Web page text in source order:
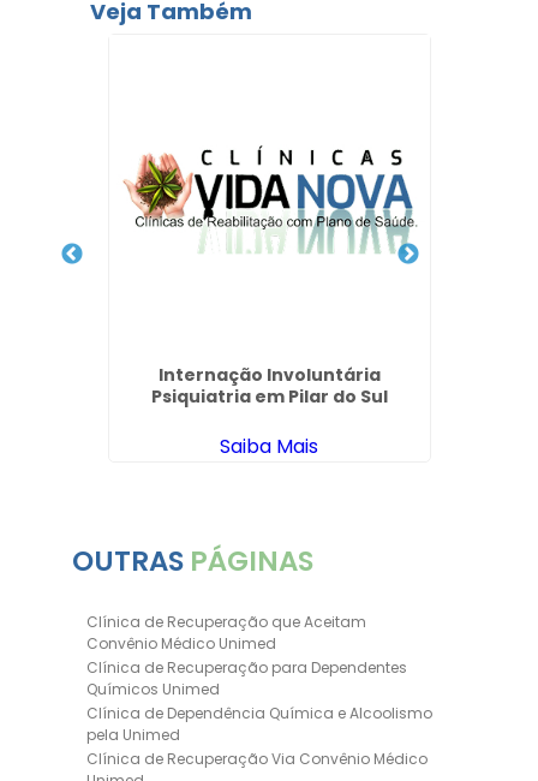
Veja Também
Internação Involuntária
Psiquiatria em Pilar do Sul
Saiba Mais
OUTRAS PÁGINAS
Clínica de Recuperação que Aceitam
Convênio Médico Unimed
Clínica de Recuperação para Dependentes
Químicos Unimed
Clínica de Dependência Química e Alcoolismo
pela Unimed
Clínica de Recuperação Via Convênio Médico